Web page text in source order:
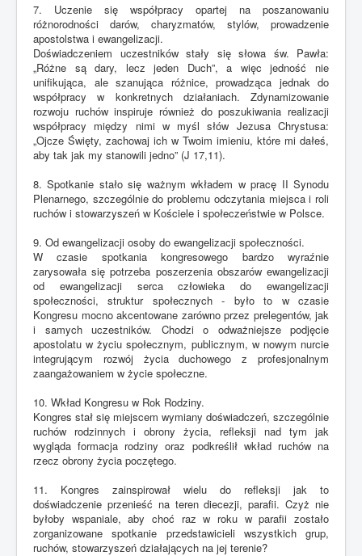
7. Uczenie się współpracy opartej na poszanowaniu
różnorodności darów, charyzmatów, stylów, prowadzenie
apostolstwa i ewangelizacji.
Doświadczeniem uczestników stały się słowa św. Pawła:
„Różne są dary, lecz jeden Duch”, a więc jedność nie
unifikująca, ale szanująca różnice, prowadząca jednak do
współpracy w konkretnych działaniach. Zdynamizowanie
rozwoju ruchów inspiruje również do poszukiwania realizacji
współpracy między nimi w myśl słów Jezusa Chrystusa:
„Ojcze Święty, zachowaj ich w Twoim imieniu, które mi dałeś,
aby tak jak my stanowili jedno” (J 17,11).
8. Spotkanie stało się ważnym wkładem w pracę II Synodu
Plenarnego, szczególnie do problemu odczytania miejsca i roli
ruchów i stowarzyszeń w Kościele i społeczeństwie w Polsce.
9. Od ewangelizacji osoby do ewangelizacji społeczności.
W czasie spotkania kongresowego bardzo wyraźnie
zarysowała się potrzeba poszerzenia obszarów ewangelizacji
od ewangelizacji serca człowieka do ewangelizacji
społeczności, struktur społecznych - było to w czasie
Kongresu mocno akcentowane zarówno przez prelegentów, jak
i samych uczestników. Chodzi o odważniejsze podjęcie
apostolatu w życiu społecznym, publicznym, w nowym nurcie
integrującym rozwój życia duchowego z profesjonalnym
zaangażowaniem w życie społeczne.
10. Wkład Kongresu w Rok Rodziny.
Kongres stał się miejscem wymiany doświadczeń, szczególnie
ruchów rodzinnych i obrony życia, refleksji nad tym jak
wygląda formacja rodziny oraz podkreślił wkład ruchów na
rzecz obrony życia poczętego.
11. Kongres zainspirował wielu do refleksji jak to
doświadczenie przenieść na teren diecezji, parafii. Czyż nie
byłoby wspaniale, aby choć raz w roku w parafii zostało
zorganizowane spotkanie przedstawicieli wszystkich grup,
ruchów, stowarzyszeń działających na jej terenie?